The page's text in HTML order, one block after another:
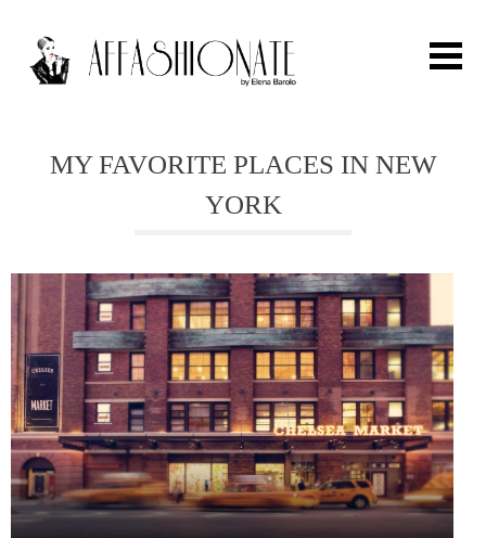
FASHION
OUTFIT
BEAUTY
TRAVEL
PARTIES
CELEB
MY FAVORITE PLACES IN NEW
YORK